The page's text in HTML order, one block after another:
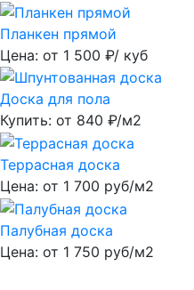
Планкен прямой
Цена: от 1 500 ₽/ куб
Доска для пола
Купить: от 840 ₽/м2
Террасная доска
Цена: от 1 700 руб/м2
Палубная доска
Цена: от 1 750 руб/м2